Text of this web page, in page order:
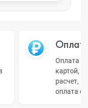
Оплата
картой,
расчет,
оплата